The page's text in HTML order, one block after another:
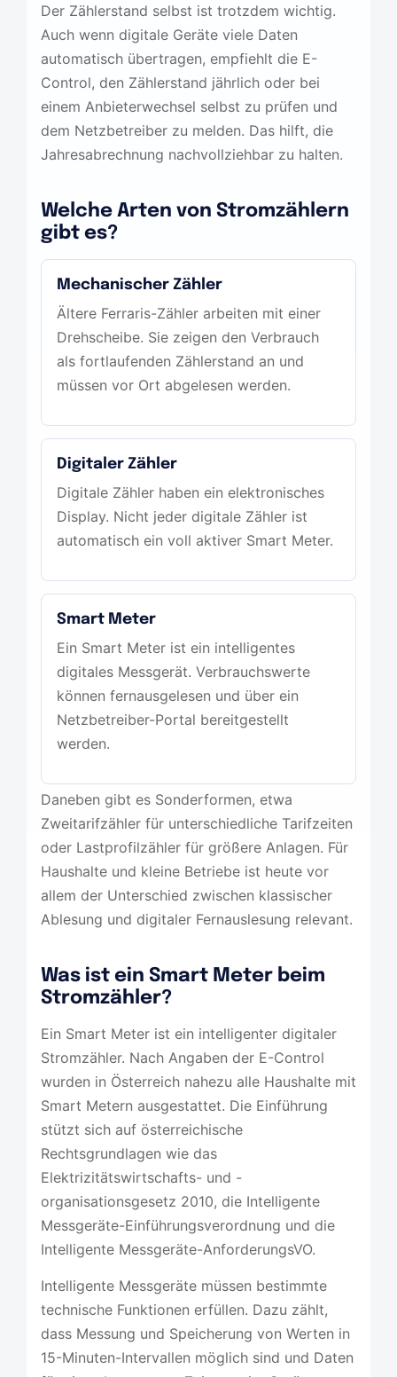
Der Zählerstand selbst ist trotzdem wichtig.
Auch wenn digitale Geräte viele Daten
automatisch übertragen, empfiehlt die E-
Control, den Zählerstand jährlich oder bei
einem Anbieterwechsel selbst zu prüfen und
dem Netzbetreiber zu melden. Das hilft, die
Jahresabrechnung nachvollziehbar zu halten.
Welche Arten von Stromzählern
gibt es?
Mechanischer Zähler
Ältere Ferraris-Zähler arbeiten mit einer
Drehscheibe. Sie zeigen den Verbrauch
als fortlaufenden Zählerstand an und
müssen vor Ort abgelesen werden.
Digitaler Zähler
Digitale Zähler haben ein elektronisches
Display. Nicht jeder digitale Zähler ist
automatisch ein voll aktiver Smart Meter.
Smart Meter
Ein Smart Meter ist ein intelligentes
digitales Messgerät. Verbrauchswerte
können fernausgelesen und über ein
Netzbetreiber-Portal bereitgestellt
werden.
Daneben gibt es Sonderformen, etwa
Zweitarifzähler für unterschiedliche Tarifzeiten
oder Lastprofilzähler für größere Anlagen. Für
Haushalte und kleine Betriebe ist heute vor
allem der Unterschied zwischen klassischer
Ablesung und digitaler Fernauslesung relevant.
Was ist ein Smart Meter beim
Stromzähler?
Ein Smart Meter ist ein intelligenter digitaler
Stromzähler. Nach Angaben der E-Control
wurden in Österreich nahezu alle Haushalte mit
Smart Metern ausgestattet. Die Einführung
stützt sich auf österreichische
Rechtsgrundlagen wie das
Elektrizitätswirtschafts- und -
organisationsgesetz 2010, die Intelligente
Messgeräte-Einführungsverordnung und die
Intelligente Messgeräte-AnforderungsVO.
Intelligente Messgeräte müssen bestimmte
technische Funktionen erfüllen. Dazu zählt,
dass Messung und Speicherung von Werten in
15-Minuten-Intervallen möglich sind und Daten